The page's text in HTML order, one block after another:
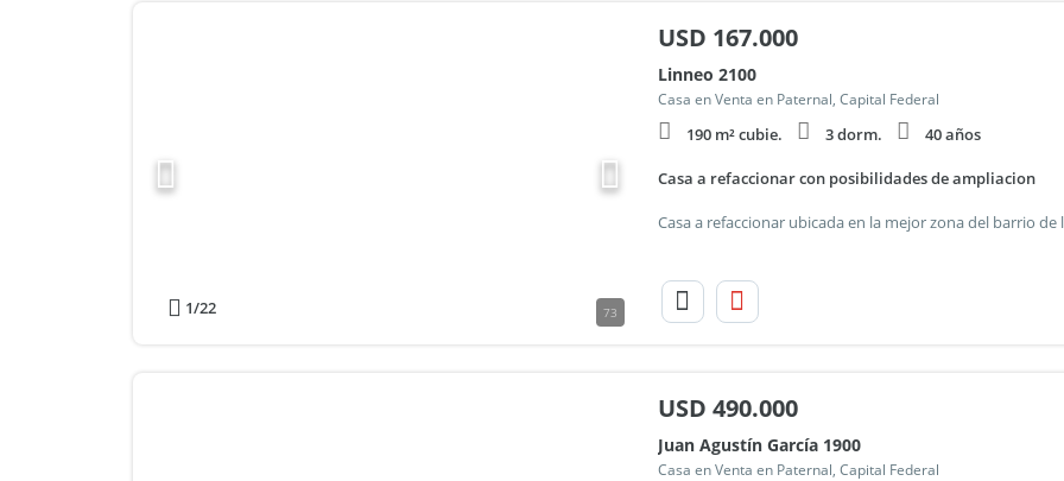
1/22 73
USD 167.000
Linneo 2100
Casa en Venta en Paternal, Capital Federal
190 m² cubie. 3 dorm. 40 años
Casa a refaccionar con posibilidades de ampliacion
USD 490.000
Juan Agustín García 1900
Casa en Venta en Paternal, Capital Federal